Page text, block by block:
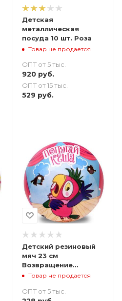
Детская
металлическая
посуда 10 шт. Роза
Товар не продается
ОПТ от 5 тыс.
920руб.
ОПТ от 15 тыс.
529 руб.
Детский резиновый
мяч 23 см
Возвращение
блудного попугая
Товар не продается
ОПТ от 5 тыс.